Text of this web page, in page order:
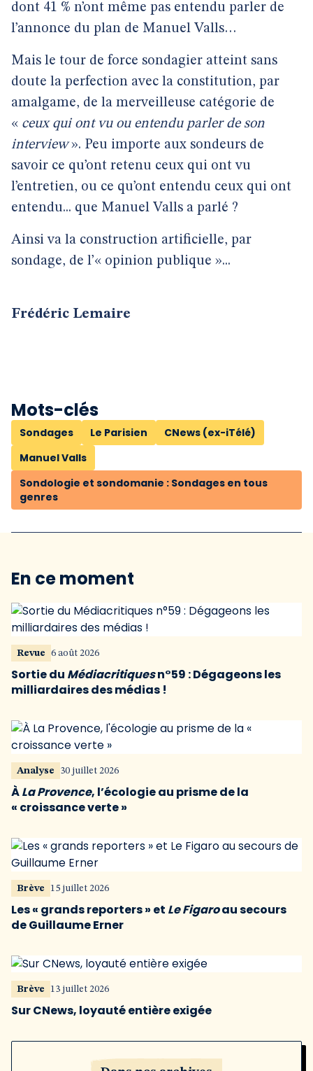
dont 41 % n’ont même pas entendu parler de
l’annonce du plan de Manuel Valls…
Mais le tour de force sondagier atteint sans
doute la perfection avec la constitution, par
amalgame, de la merveilleuse catégorie de
« ceux qui ont vu ou entendu parler de son
interview». Peu importe aux sondeurs de
savoir ce qu’ont retenu ceux qui ont vu
l’entretien, ou ce qu’ont entendu ceux qui ont
entendu... que Manuel Valls a parlé ?
Ainsi va la construction artificielle, par
sondage, de l’« opinion publique »...
Frédéric Lemaire
Mots-clés
Sondages Le Parisien
CNews (ex-iTélé)
Manuel Valls
Sondologie et sondomanie : Sondages en tous
genres
En ce moment
Revue 6 août 2026
Sortie du Médiacritiquesn°59 : Dégageons les
milliardaires des médias !
Analyse 30 juillet 2026
ÀLa Provence, l’écologie au prisme de la
« croissance verte »
Brève 15 juillet 2026
Les « grands reporters » et Le Figaroau secours
de Guillaume Erner
Brève 13 juillet 2026
Sur CNews, loyauté entière exigée